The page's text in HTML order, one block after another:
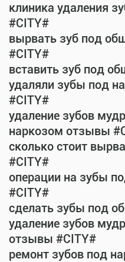
клиника удаления
#CITY#
вырвать зуб под
#CITY#
вставить зуб под
удаляли зубы под
#CITY#
удаление зубов
наркозом отзывы
сколько стоит
#CITY#
операции на зубы
#CITY#
сделать зубы под
удаление зубов
отзывы #CITY#
ремонт зубов под